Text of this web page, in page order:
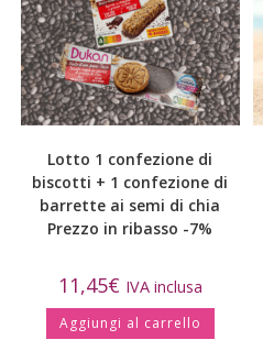
Lotto 1 confezione di
biscotti + 1 confezione di
barrette ai semi di chia
Prezzo in ribasso -7%
11,45€ IVA inclusa
Aggiungi al carrello